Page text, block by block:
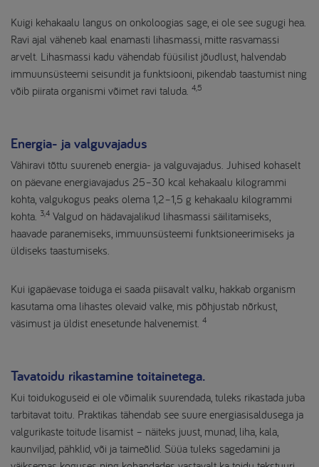
Kuigi kehakaalu langus on onkoloogias sage, ei ole see sugugi hea.
Ravi ajal väheneb kaal enamasti lihasmassi, mitte rasvamassi
arvelt. Lihasmassi kadu vähendab füüsilist jõudlust, halvendab
immuunsüsteemi seisundit ja funktsiooni, pikendab taastumist ning
võib piirata organismi võimet ravi taluda. 4,5
Energia- ja valguvajadus
Vähiravi tõttu suureneb energia- ja valguvajadus. Juhised kohaselt
on päevane energiavajadus 25–30 kcal kehakaalu kilogrammi
kohta, valgukogus peaks olema 1,2–1,5 g kehakaalu kilogrammi
kohta. 3,4 Valgud on hädavajalikud lihasmassi säilitamiseks,
haavade paranemiseks, immuunsüsteemi funktsioneerimiseks ja
üldiseks taastumiseks.
Kui igapäevase toiduga ei saada piisavalt valku, hakkab organism
kasutama oma lihastes olevaid valke, mis põhjustab nõrkust,
väsimust ja üldist enesetunde halvenemist. 4
Tavatoidu rikastamine toitainetega.
Kui toidukoguseid ei ole võimalik suurendada, tuleks rikastada juba
tarbitavat toitu. Praktikas tähendab see suure energiasisaldusega ja
valgurikaste toitude lisamist – näiteks juust, munad, liha, kala,
kaunviljad, pähklid, või ja taimeõlid. Süüa tuleks sagedamini ja